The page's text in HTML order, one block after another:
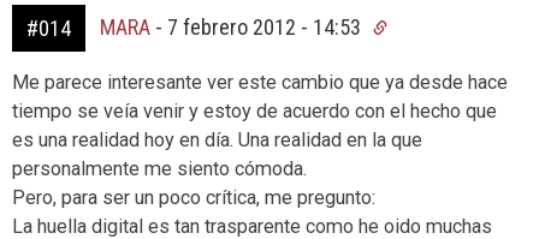
#014 MARA - 7 febrero 2012 - 14:53
Me parece interesante ver este cambio que ya desde hace
tiempo se veía venir y estoy de acuerdo con el hecho que
es una realidad hoy en día. Una realidad en la que
personalmente me siento cómoda.
Pero, para ser un poco crítica, me pregunto:
La huella digital es tan trasparente como he oido muchas